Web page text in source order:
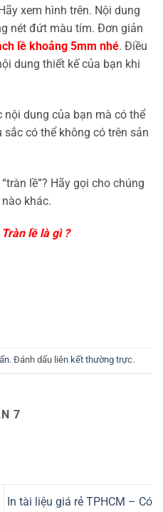
xem hình trên. Nội dung
nét đứt màu tím. Đơn giản
lề khoảng 5mm nhé. Điều
dung thiết kế của bạn khi
dung của bạn mà có thể
có thể không có trên sản
lề”? Hãy gọi cho chúng
khác.
Tràn lề là gì ?
. Đánh dấu liên kết thường trực.
7
In tài liệu giá rẻ TPHCM – Có